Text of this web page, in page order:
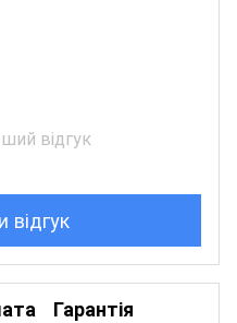
відгук
відгук
Гарантія